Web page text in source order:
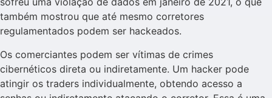
também mostrou que até mesmo corretores
regulamentados podem ser hackeados.
Os comerciantes podem ser vítimas de crimes
cibernéticos direta ou indiretamente. Um hacker pode
atingir os traders individualmente, obtendo acesso a